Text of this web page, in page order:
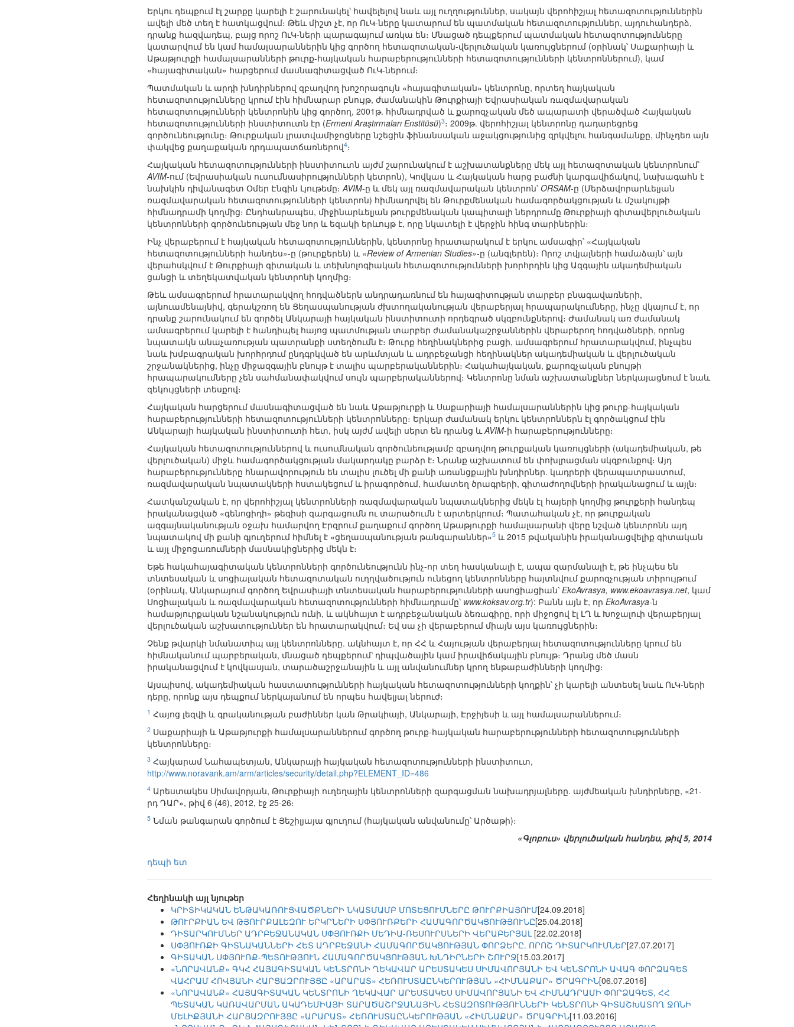
Երկու դեպքում էլ շարքը կարելի է շարունակել՝ հավելելով նաև այլ ուղղություններ, սակայն վերոհիշյալ հետազոտություններին
ավելի մեծ տեղ է հատկացվում։ Թեև միշտ չէ, որ ՈւԿ-ները կատարում են պատմական հետազոտություններ, այդուհանդերձ,
դրանք հազվադեպ, բայց որոշ ՈւԿ-ների պարագայում առկա են։ Մնացած դեպքերում պատմական հետազոտությունները
կատարվում են կամ համալսարաններին կից գործող հետազոտական-վերլուծական կառույցներում (օրինակ՝ Սաքարիայի և
Աթաթյուրքի համալսարանների թուրք-հայկական հարաբերությունների հետազոտությունների կենտրոններում), կամ
«հայագիտական» հարցերում մասնագիտացված ՈւԿ-ներում։
Պատմական և արդի խնդիրներով զբաղվող խոշորագույն «հայագիտական» կենտրոնը, որտեղ հայկական
հետազոտությունները կրում էին հիմնարար բնույթ, ժամանակին Թուրքիայի Եվրասիական ռազմավարական
հետազոտությունների կենտրոնին կից գործող, 2001թ. հիմնադրված և քարոզչական մեծ ապարատի վերածված Հայկական
հետազոտությունների ինստիտուտն էր (Ermeni Araştırmaları Enstitüsü)3։ 2009թ. վերոհիշյալ կենտրոնը դադարեցրեց
գործունեությունը։ Թուրքական լրատվամիջոցները նշեցին ֆինանսական աջակցությունից զրկվելու հանգամանքը, մինչդեռ այն
փակվեց քաղաքական դրդապատճառներով4։
Հայկական հետազոտությունների ինստիտուտն այժմ շարունակում է աշխատանքները մեկ այլ հետազոտական կենտրոնում՝
AVIM-ում (Եվրասիական ուսումնասիրությունների կետրոն), Կովկաս և Հայկական հարց բաժնի կարգավիճակով, նախագահն է
նախկին դիվանագետ Օմեր Էնգին Լյութեմը։AVIM-ը և մեկ այլ ռազմավարական կենտրոն՝ ORSAM-ը (Մերձավորարևելյան
ռազմավարական հետազոտությունների կենտրոն) հիմնադրվել են Թուրքմենական համագործակցության և մշակույթի
հիմնադրամի կողմից։ Ընդհանրապես, միջինարևելյան թուրքմենական կապիտալի ներդրումը Թուրքիայի գիտավերլուծական
կենտրոնների գործունեության մեջ նոր և եզակի երևույթ է, որը նկատելի է վերջին հինգ տարիներին։
Ինչ վերաբերում է հայկական հետազոտություններին, կենտրոնը հրատարակում է երկու ամսագիր՝ «Հայկական
հետազոտությունների հանդես»-ը (թուրքերեն) և «Review of Armenian Studies»-ը (անգլերեն)։ Որոշ տվյալների համաձայն՝ այն
վերահսկվում է Թուրքիայի գիտական և տեխնոլոգիական հետազոտությունների խորհրդին կից Ազգային ակադեմիական
ցանցի և տեղեկատվական կենտրոնի կողմից։
Թեև ամսագրերում հրատարակվող հոդվածներն անդրադառնում են հայագիտության տարբեր բնագավառների,
այնուամենայնիվ, գերակշռող են Ցեղասպանության ժխտողականության վերաբերյալ հրապարակումները, ինչը վկայում է, որ
դրանք շարունակում են գործել Անկարայի հայկական ինստիտուտի որդեգրած սկզբունքներով։ Ժամանակ առ ժամանակ
ամսագրերում կարելի է հանդիպել հայոց պատմության տարբեր ժամանակաշրջաններին վերաբերող հոդվածների, որոնց
նպատակն անաչառության պատրանքի ստեղծումն է։ Թուրք հեղինակներից բացի, ամսագրերում հրատարակվում, ինչպես
նաև խմբագրական խորհրդում ընդգրկված են արևմտյան և ադրբեջանցի հեղինակներ ակադեմիական և վերլուծական
շրջանակներից, ինչը միջազգային բնույթ է տալիս պարբերականներին։ Հակահայկական, քարոզչական բնույթի
հրապարակումները չեն սահմանափակվում սույն պարբերականներով։ Կենտրոնը նման աշխատանքներ ներկայացնում է նաև
զեկույցների տեսքով։
Հայկական հարցերում մասնագիտացված են նաև Աթաթյուրքի և Սաքարիայի համալսարաններին կից թուրք-հայկական
հարաբերությունների հետազոտությունների կենտրոնները։ Երկար ժամանակ երկու կենտրոններն էլ գործակցում էին
Անկարայի հայկական ինստիտուտի հետ, իսկ այժմ ավելի սերտ են դրանց ևAVIM-ի հարաբերությունները։
Հայկական հետազոտություններով և ուսումնական գործունեությամբ զբաղվող թուրքական կառույցների (ակադեմիական, թե
վերլուծական) միջև համագործակցության մակարդակը բարձր է։ Նրանք աշխատում են փոխլրացման սկզբունքով։ Այդ
հարաբերությունները հնարավորություն են տալիս լուծել մի քանի առանցքային խնդիրներ. կադրերի վերապատրաստում,
ռազմավարական նպատակների հստակեցում և իրագործում, համատեղ ծրագրերի, գիտաժողովների իրականացում և այլն։
Հատկանշական է, որ վերոհիշյալ կենտրոնների ռազմավարական նպատակներից մեկն էլ հայերի կողմից թուրքերի հանդեպ
իրականացված «գենոցիդի» թեզիսի զարգացումն ու տարածումն է արտերկրում։ Պատահական չէ, որ թուրքական
ազգայնականության օջախ համարվող Էրզրում քաղաքում գործող Աթաթյուրքի համալսարանի վերը նշված կենտրոնն այդ
նպատակով մի քանի գյուղերում հիմնել է «ցեղասպանության թանգարաններ»5 և 2015 թվականին իրականացվելիք գիտական
և այլ միջոցառումների մասնակիցներից մեկն է։
Եթե հակահայագիտական կենտրոնների գործունեությունն ինչ-որ տեղ հասկանալի է, ապա զարմանալի է, թե ինչպես են
տնտեսական և սոցիալական հետազոտական ուղղվածություն ունեցող կենտրոնները հայտնվում քարոզչության տիրույթում
(օրինակ, Անկարայում գործող Եվրասիայի տնտեսական հարաբերությունների ասոցիացիան՝ EkoAvrasya, www.ekoavrasya.net, կամ
Սոցիալական և ռազմավարական հետազոտությունների հիմնադրամը՝ www.koksav.org.tr): Բանն այն է, որ EkoAvrasya-ն
համաթյուրքական նշանակություն ունի, և ակնհայտ է ադրբեջանական ձեռագիրը, որի միջոցով էլ ԼՂ և Խոջալուի վերաբերյալ
վերլուծական աշխատություններ են հրատարակվում։ Եվ սա չի վերաբերում միայն այս կառույցներին։
Չենք թվարկի նմանատիպ այլ կենտրոնները. ակնհայտ է, որ ՀՀ և Հայության վերաբերյալ հետազոտությունները կրում են
հիմնականում պարբերական, մնացած դեպքերում՝ դիպվածային կամ իրավիճակային բնույթ։ Դրանց մեծ մասն
իրականացվում է կովկասյան, տարածաշրջանային և այլ անվանումներ կրող ենթաբաժինների կողմից։
Այսպիսով, ակադեմիական հաստատությունների հայկական հետազոտությունների կողքին՝ չի կարելի անտեսել նաև ՈւԿ-ների
դերը, որոնք այս դեպքում ներկայանում են որպես հավելյալ ներուժ։
1 Հայոց լեզվի և գրականության բաժիններ կան Թրակիայի, Անկարայի, Էրջիյեսի և այլ համալսարաններում։
2 Սաքարիայի և Աթաթյուրքի համալսարաններում գործող թուրք-հայկական հարաբերությունների հետազոտությունների
կենտրոնները։
3 Հայկարամ Նահապետյան, Անկարայի հայկական հետազոտությունների ինստիտուտ,
http://www.noravank.am/arm/articles/security/detail.php?ELEMENT_ID=486
4 Արեստակես Սիմավորյան, Թուրքիայի ուղեղային կենտրոնների զարգացման նախադրյալները. այժմեական խնդիրները, «21-
րդ ԴԱՐ», թիվ 6 (46), 2012, էջ 25-26։
5 Նման թանգարան գործում է Յեշիլյայա գյուղում (հայկական անվանումը՝ Արծաթի)։
«Գլոբուս» վերլուծական հանդես, թիվ 5, 2014
դեպի ետ
Հեղինակի այլ նյութեր
ԿՐԻՏԻԿԱԿԱՆ ԵՆԹԱԿԱՌՈՒՑՎԱԾՔՆԵՐԻ ՆԿԱՏՄԱՄԲ ՄՈՏԵՑՈՒՄՆԵՐԸ ԹՈՒՐՔԻԱՅՈՒՄ[24.09.2018]
ԹՈՒՐՔԻԱՆ ԵՎ ԹՅՈՒՐՔԱԼԵԶՈՒ ԵՐԿՐՆԵՐԻ ՍՓՅՈՒՌՔԵՐԻ ՀԱՄԱԳՈՐԾԱԿՑՈՒԹՅՈՒՆԸ[25.04.2018]
ԴԻՏԱՐԿՈՒՄՆԵՐ ԱԴՐԲԵՋԱՆԱԿԱՆ ՍՓՅՈՒՌՔԻ ՄԵԴԻԱ-ՌԵՍՈՒՐՍՆԵՐԻ ՎԵՐԱԲԵՐՅԱԼ [22.02.2018]
ՍՓՅՈՒՌՔԻ ԳԻՏՆԱԿԱՆՆԵՐԻ ՀԵՏ ԱԴՐԲԵՋԱՆԻ ՀԱՄԱԳՈՐԾԱԿՑՈՒԹՅԱՆ ՓՈՐՁԵՐԸ. ՈՐՈՇ ԴԻՏԱՐԿՈՒՄՆԵՐ[27.07.2017]
ԳԻՏԱԿԱՆ ՍՓՅՈՒՌՔ-ՊԵՏՈՒԹՅՈՒՆ ՀԱՄԱԳՈՐԾԱԿՑՈՒԹՅԱՆ ԽՆԴԻՐՆԵՐԻ ՇՈՒՐՋ[15.03.2017]
«ՆՈՐԱՎԱՆՔ» ԳԿՀ ՀԱՅԱԳԻՏԱԿԱՆ ԿԵՆՏՐՈՆԻ ՂԵԿԱՎԱՐ ԱՐԵՍՏԱԿԵՍ ՍԻՄԱՎՈՐՅԱՆԻ ԵՎ ԿԵՆՏՐՈՆԻ ԱՎԱԳ ՓՈՐՁԱԳԵՏ
ՎԱՀՐԱՄ ՀՈՎՅԱՆԻ ՀԱՐՑԱԶՐՈՒՅՑԸ «ԱՐԱՐԱՏ» ՀԵՌՈՒՍՏԱԸՆԿԵՐՈՒԹՅԱՆ «ՀԻՄՆԱՔԱՐ» ԾՐԱԳՐԻՆ[06.07.2016]
«ՆՈՐԱՎԱՆՔ» ՀԱՅԱԳԻՏԱԿԱՆ ԿԵՆՏՐՈՆԻ ՂԵԿԱՎԱՐ ԱՐԵՍՏԱԿԵՍ ՍԻՄԱՎՈՐՅԱՆԻ ԵՎ ՀԻՄՆԱԴՐԱՄԻ ՓՈՐՁԱԳԵՏ, ՀՀ
ՊԵՏԱԿԱՆ ԿԱՌԱՎԱՐՄԱՆ ԱԿԱԴԵՄԻԱՅԻ ՏԱՐԱԾԱՇՐՋԱՆԱՅԻՆ ՀԵՏԱԶՈՏՈՒԹՅՈՒՆՆԵՐԻ ԿԵՆՏՐՈՆԻ ԳԻՏԱՇԽԱՏՈՂ ՋՈՆԻ
ՄԵԼԻՔՅԱՆԻ ՀԱՐՑԱԶՐՈՒՅՑԸ «ԱՐԱՐԱՏ» ՀԵՌՈՒՍՏԱԸՆԿԵՐՈՒԹՅԱՆ «ՀԻՄՆԱՔԱՐ» ԾՐԱԳՐԻՆ[11.03.2016]